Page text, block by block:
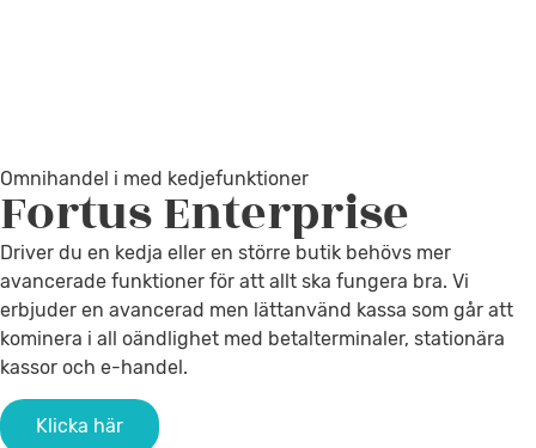
Omnihandel i med kedjefunktioner
FortusEnterprise
Driver du en kedja eller en större butik behövs mer
avancerade funktioner för att allt ska fungera bra. Vi
erbjuder en avancerad men lättanvänd kassa som går att
kominera i all oändlighet med betalterminaler, stationära
kassor och e-handel.
Klicka här